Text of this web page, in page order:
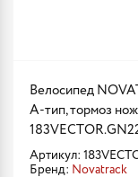
Велосипед
А-тип, тормоз
Артикул:
Бренд: Novatrack